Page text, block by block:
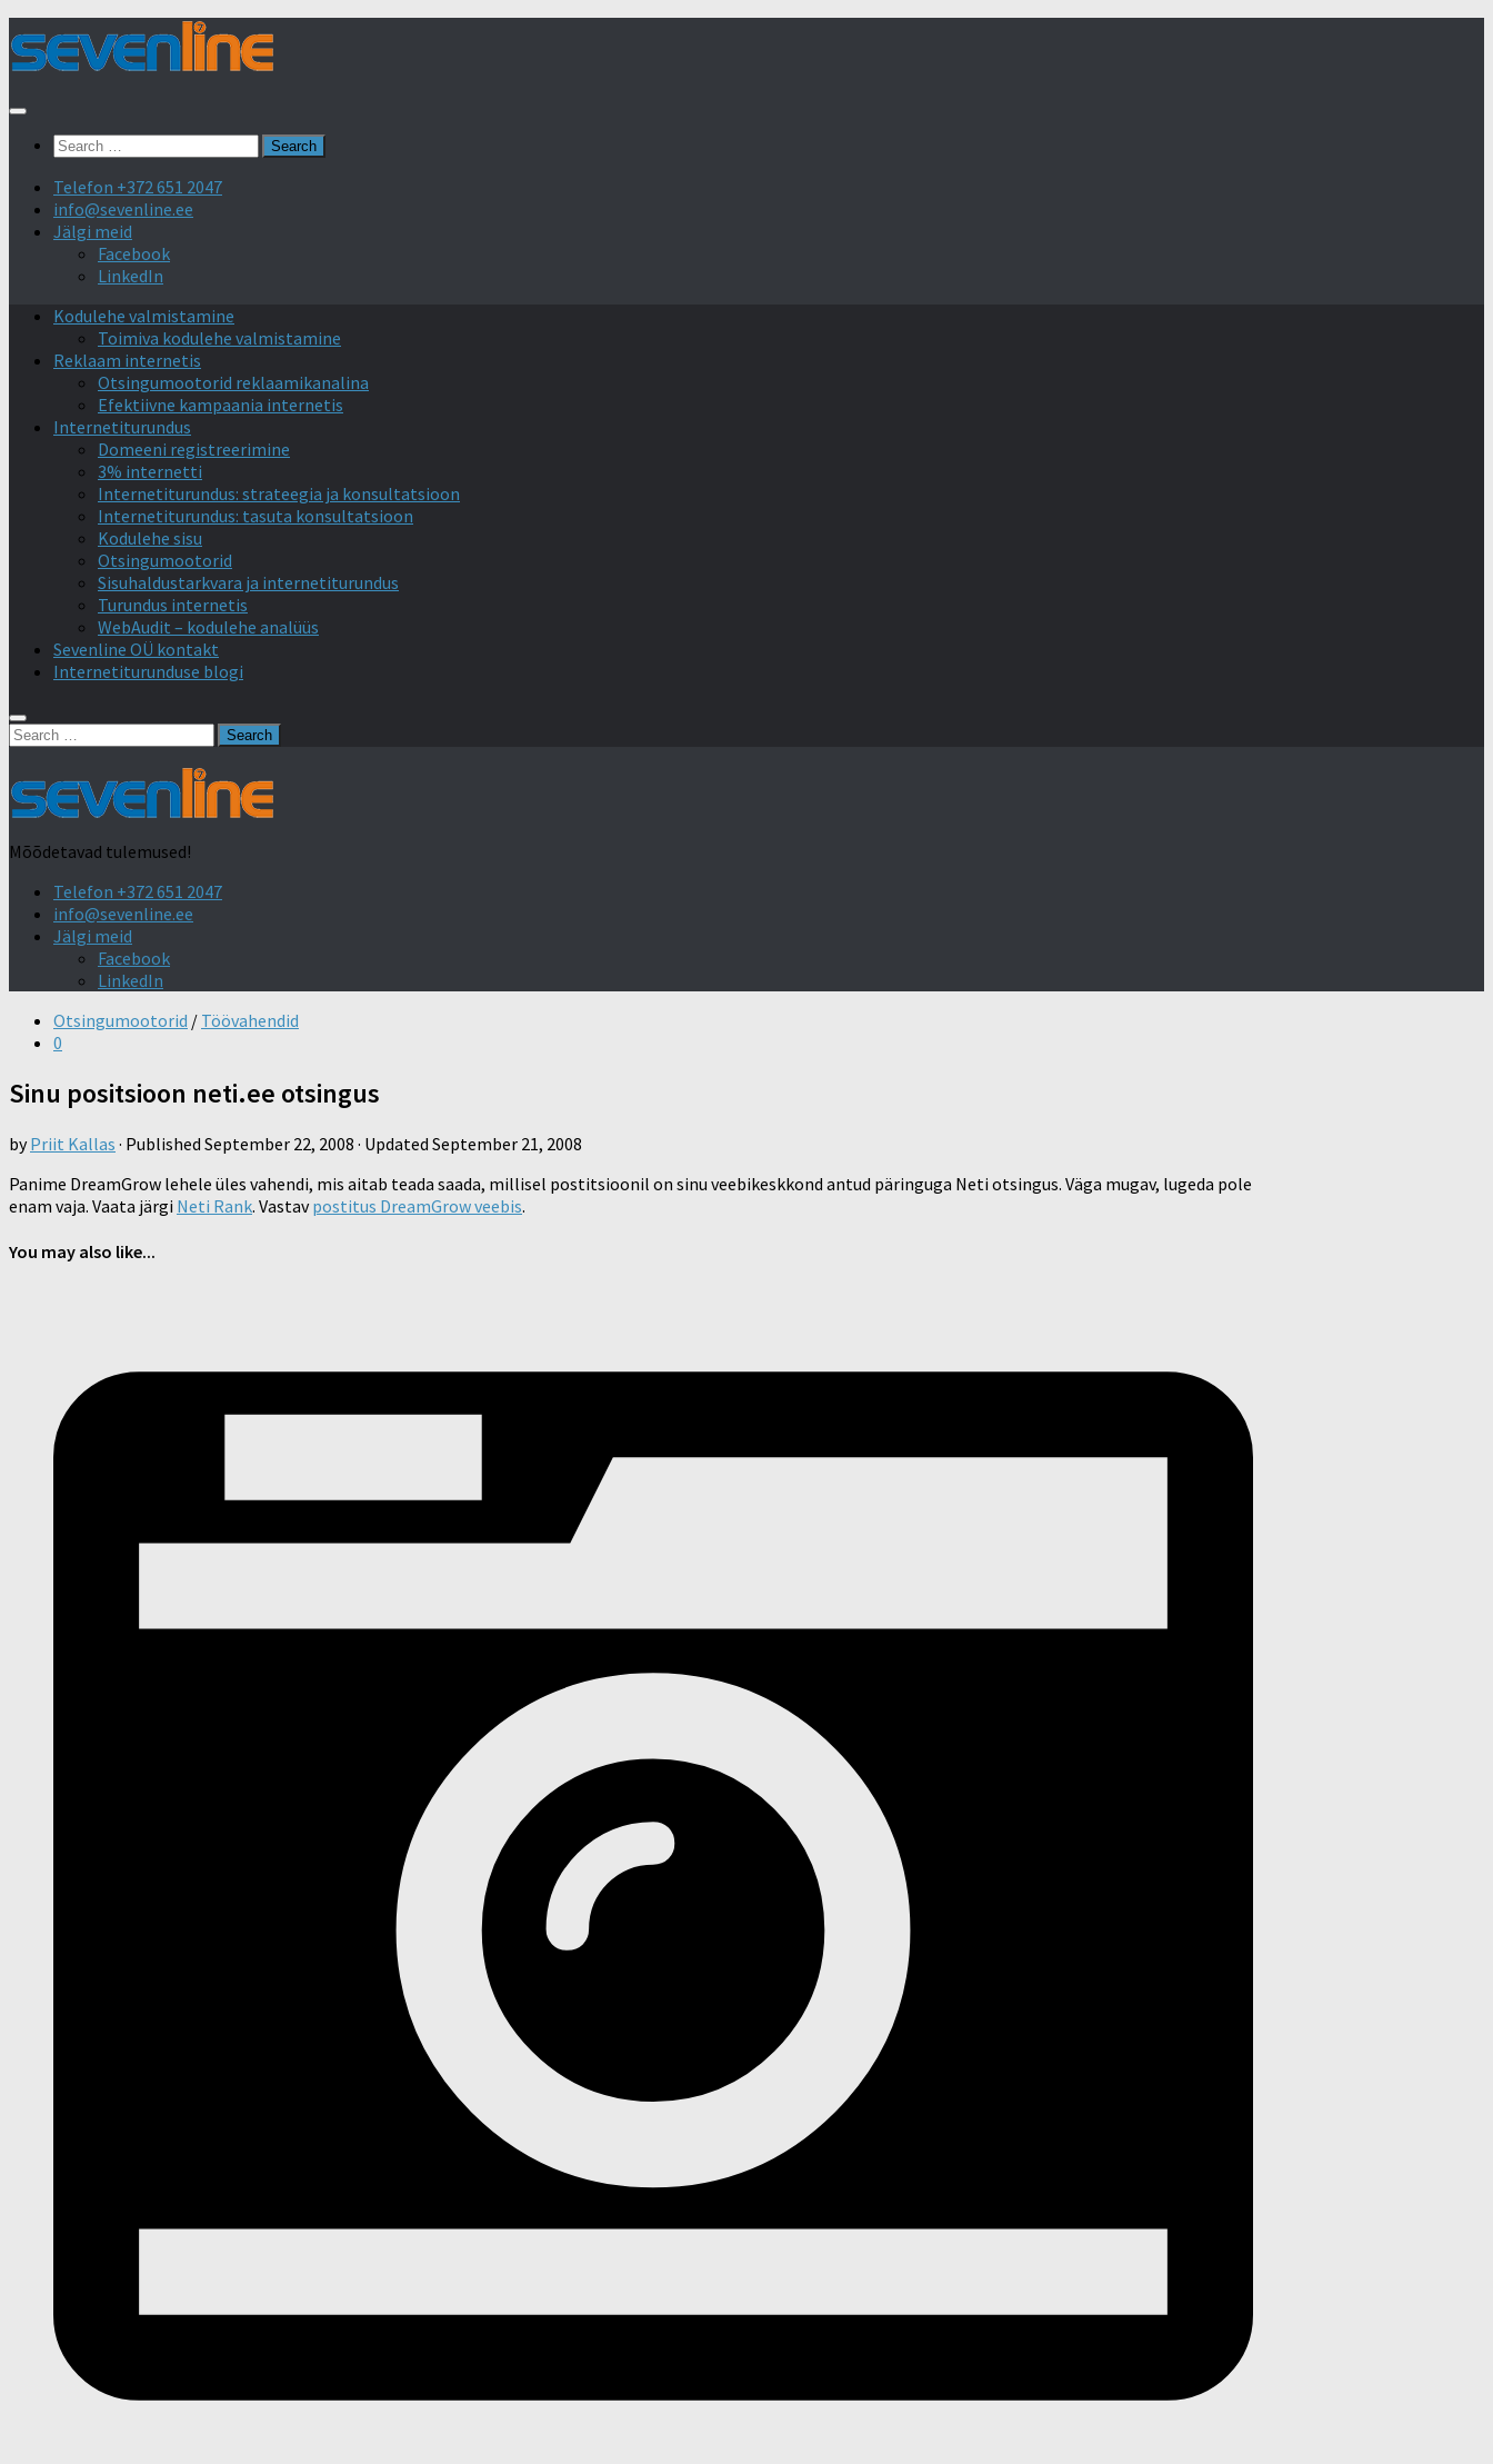
to
content
Search
Telefon +372 651 2047
info@sevenline.ee
Jälgi meid
Facebook
LinkedIn
Kodulehe valmistamine
Toimiva kodulehe valmistamine
Reklaam internetis
Otsingumootorid reklaamikanalina
Efektiivne kampaania internetis
Internetiturundus
Domeeni registreerimine
3% internetti
Internetiturundus: strateegia ja konsultatsioon
Internetiturundus: tasuta konsultatsioon
Kodulehe sisu
Otsingumootorid
Sisuhaldustarkvara ja internetiturundus
Turundus internetis
WebAudit – kodulehe analüüs
Sevenline OÜ kontakt
Internetiturunduse blogi
Search
Mõõdetavad tulemused!
Telefon +372 651 2047
info@sevenline.ee
Jälgi meid
Facebook
LinkedIn
Otsingumootorid / Töövahendid
0
Sinu positsioon neti.ee otsingus
byPriit Kallas · Published September 22, 2008 · Updated September 21, 2008
Panime DreamGrow lehele üles vahendi, mis aitab teada saada, millisel postitsioonil on sinu veebikeskkond antud päringuga Neti otsingus. Väga mugav, lugeda pole
enam vaja. Vaata järgi Neti Rank. Vastavpostitus DreamGrow veebis.
You may also like...